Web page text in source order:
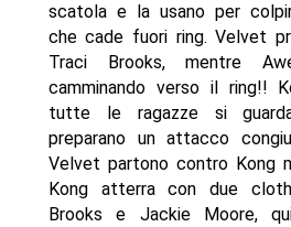
scatola e la usano per
che cade fuori ring. Velvet
Traci Brooks, mentre
camminando verso il ring!!
tutte le ragazze si
preparano un attacco
Velvet partono contro Kong
Kong atterra con due
Brooks e Jackie Moore,